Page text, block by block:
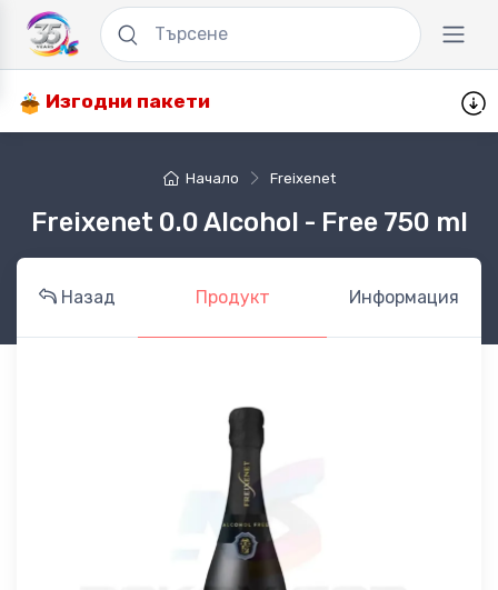
Изгодни пакети
Начало Freixenet
Freixenet 0.0 Alcohol - Free 750 ml
Назад Продукт Информация